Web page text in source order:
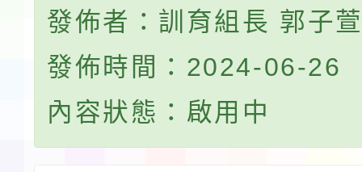
發佈者：訓育組長 郭子
發佈時間：2024-06-26
內容狀態：啟用中